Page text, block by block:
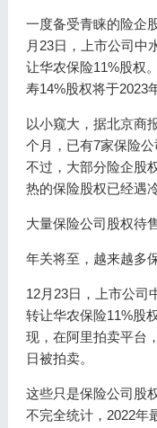
一度备受青睐的险企
月23日，上市公司中
让华农保险11%股权
寿14%股权将于2023
以小窥大，据北京商
个月，已有7家保险
不过，大部分险企股
热的保险股权已经遇冷
大量保险公司股权待
年关将至，越来越多
12月23日，上市公司
转让华农保险11%股
现，在阿里拍卖平台
日被拍卖。
这些只是保险公司股
不完全统计，2022年